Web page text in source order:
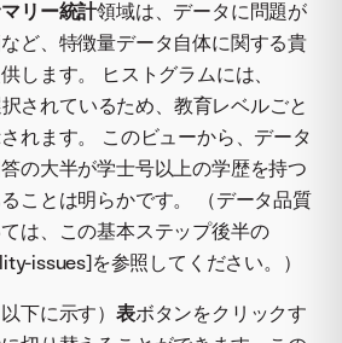
リー統計領域は、データに問題が
ど、特徴量データ自体に関する貴
します。 ヒストグラムには、
されているため、教育レベルごと
れます。 このビューから、データ
の大半が学士号以上の学歴を持つ
ことは明らかです。 （データ品質
は、この基本ステップ後半の
issues]を参照してください。）
下に示す）表ボタンをクリックす